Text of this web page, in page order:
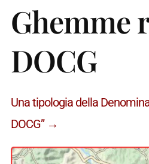
Ghemme
DOCG
Una tipologia della
DOCG” →